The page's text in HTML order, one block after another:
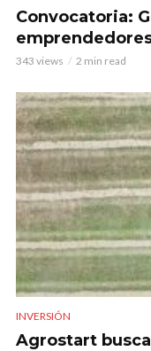
Convocatoria:
343 views 2 min read
INVERSIÓN
Agrostart